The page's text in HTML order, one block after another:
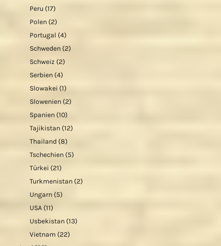
Peru (17)
Polen (2)
Portugal (4)
Schweden (2)
Schweiz (2)
Serbien (4)
Slowakei (1)
Slowenien (2)
Spanien (10)
Tajikistan (12)
Thailand (8)
Tschechien (5)
Türkei (21)
Turkmenistan (2)
Ungarn (5)
USA (11)
Usbekistan (13)
Vietnam (22)